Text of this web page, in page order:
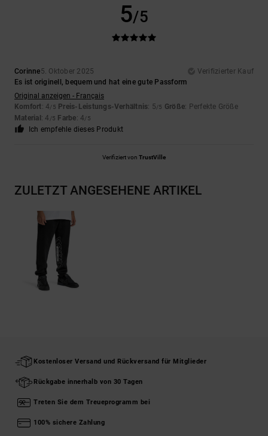
5/5
Corinne5. Oktober 2025
Verifizierter Kauf
Es ist originell, bequem und hat eine gute Passform
Original anzeigen - Français
Komfort: 4/5 Preis-Leistungs-Verhältnis: 5/5 Größe: Perfekte Größe
Material : 4 /5 Farbe: 4/5
Ich empfehle dieses Produkt
Verifiziert von TrustVille
ZULETZT ANGESEHENE ARTIKEL
Kostenloser Versand und Rückversand für Mitglieder
Rückgabe innerhalb von 30 Tagen
Treten Sie dem Treueprogramm bei
100% sichere Zahlung